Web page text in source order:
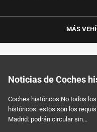
MÁS
Noticias de Coches
Coches históricos:No todos
históricos: estos son los
Madrid: podrán circular sin...